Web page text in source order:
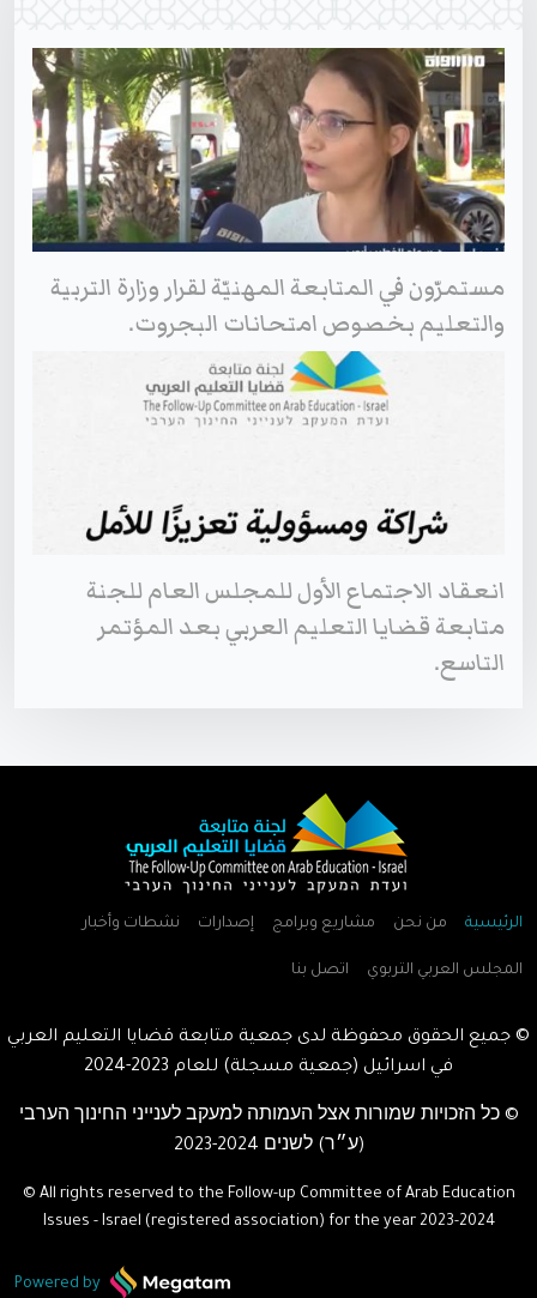
مستمرّون في المتابعة المهنيّة لقرار وزارة التربية
والتعليم بخصوص امتحانات البجروت.
انعقاد الاجتماع الأول للمجلس العام للجنة
متابعة قضايا التعليم العربي بعد المؤتمر
التاسع.
الرئيسية من نحن مشاريع وبرامج إصدارات نشطات وأخبار
المجلس العربي التربوي اتصل بنا
© جميع الحقوق محفوظة لدى جمعية متابعة قضايا التعليم العربي
في اسرائيل (جمعية مسجلة) للعام
© כל הזכויות שמורות אצל העמותה למעקב לענייני החינוך הערבי
(ע״ר) לשנים
© All rights reserved to the Follow-up Committee of Arab Education
Issues - Israel (registered association) for the year2023-2024
Powered by